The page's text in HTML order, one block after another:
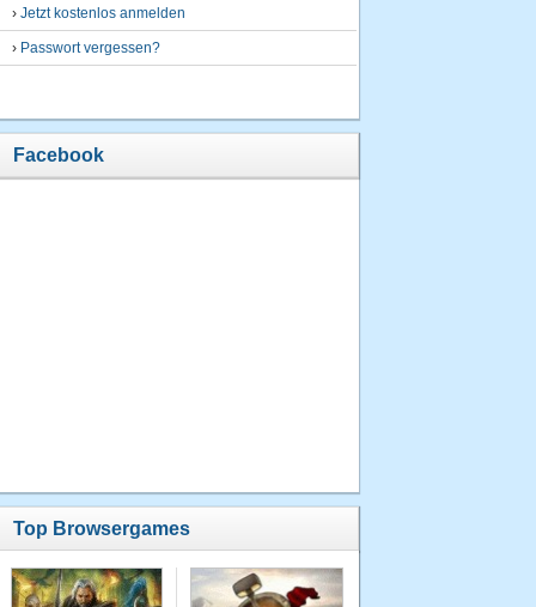
› Jetzt kostenlos anmelden
› Passwort vergessen?
Facebook
Top Browsergames